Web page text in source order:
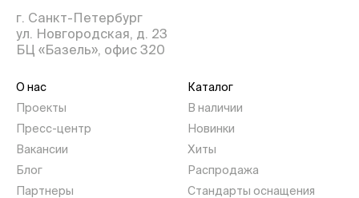
г. Санкт-Петербург
ул. Новгородская, д. 23
БЦ «Базель», офис 320
О нас
Проекты
Пресс-центр
Вакансии
Блог
Партнеры
Каталог
В наличии
Новинки
Хиты
Распродажа
Стандарты оснащения